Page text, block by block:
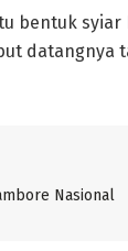
bentuk syiar
datangnya
Nasional